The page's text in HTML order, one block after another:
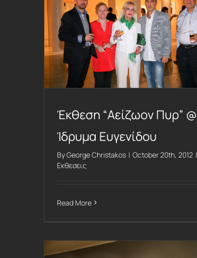
Έκθεση “Αείζωον Πυρ” @
Ίδρυμα Ευγενίδου
ByGeorge Christakos | October 20th, 2012 |
Εκθεσεις
Read More